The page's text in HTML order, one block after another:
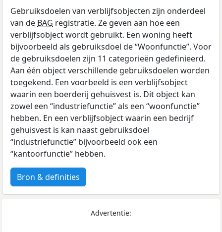
Gebruiksdoelen van verblijfsobjecten zijn onderdeel
van deBAG registratie. Ze geven aan hoe een
verblijfsobject wordt gebruikt. Een woning heeft
bijvoorbeeld als gebruiksdoel de “Woonfunctie”. Voor
de gebruiksdoelen zijn 11 categorieën gedefinieerd.
Aan één object verschillende gebruiksdoelen worden
toegekend. Een voorbeeld is een verblijfsobject
waarin een boerderij gehuisvest is. Dit object kan
zowel een “industriefunctie” als een “woonfunctie”
hebben. En een verblijfsobject waarin een bedrijf
gehuisvest is kan naast gebruiksdoel
“industriefunctie” bijvoorbeeld ook een
“kantoorfunctie” hebben.
Bron & definities
Advertentie: